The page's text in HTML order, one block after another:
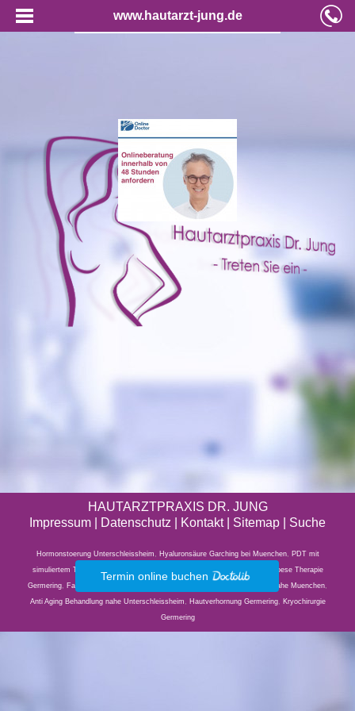
www.hautarzt-jung.de
Online-Konsultation
Termin online buchen
HAUTARZTPRAXIS DR. JUNG
Impressum
Datenschutz | Kontakt | Sitemap Suche
Hormonstoerung Unterschleissheim Hyaluronsäure Garching bei Muenchen,
PDT mit
simuliertem Tageslicht Germering
Heuschnupfen Germering ,
medikamentoese Therapie
Germering
Facharzt Hautkrankheiten nahe Dachau Faltenunterspritzung nahe Muenchen
Anti Aging Behandlung nahe Unterschleissheim
Hautverhornung Germering,
Kryochirurgie
Germering